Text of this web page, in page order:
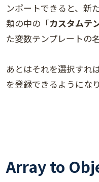
ンポートできると、新
類の中の「カスタムテ
た変数テンプレートの
あとはそれを選択すれ
を登録できるようになり
Array to